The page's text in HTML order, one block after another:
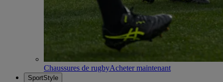
Chaussures de rugbyAcheter maintenant
SportStyle